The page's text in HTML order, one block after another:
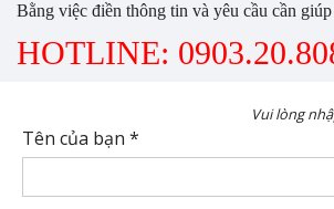
Bằng việc điền thông tin và yêu cầu cần
HOTLINE:
Vui lòng
Tên của bạn *